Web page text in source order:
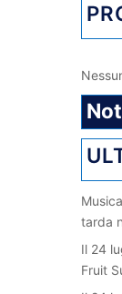
tarda
Il 24
Fruit